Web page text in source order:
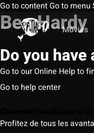
Go to content Go to menu
Movies
Ben Hardy
Do you have
Go to our Online Help to
Go to help center
Profitez de tous les